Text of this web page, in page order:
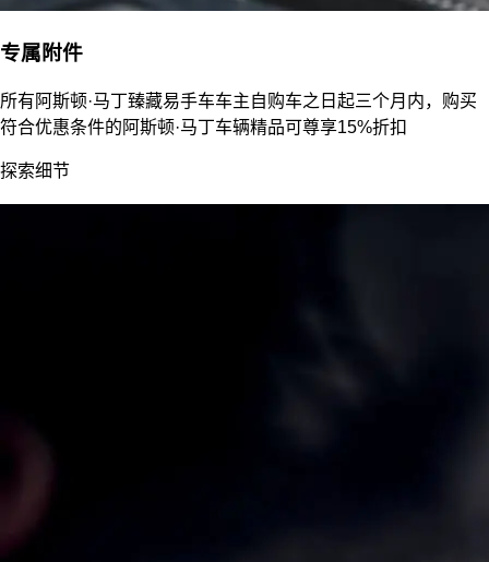
专属附件
所有阿斯顿·马丁臻藏易手车车主自购车之日起三个月内，购买
符合优惠条件的阿斯顿·马丁车辆精品可尊享15%折扣
探索细节